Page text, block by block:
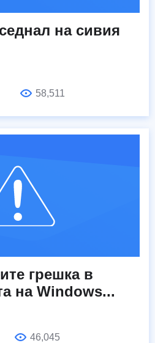
на сивия
58,511
грешка в
на Windows...
46,045